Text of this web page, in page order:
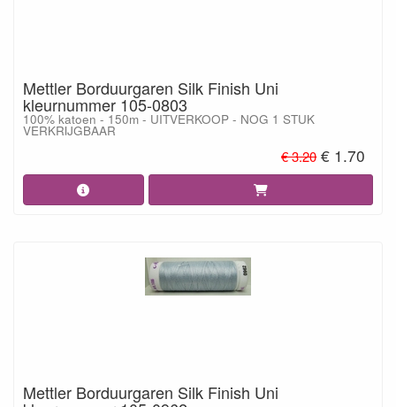
Mettler Borduurgaren Silk Finish Uni
kleurnummer 105-0803
100% katoen - 150m - UITVERKOOP - NOG 1 STUK
VERKRIJGBAAR
€ 3.20 € 1.70
Mettler Borduurgaren Silk Finish Uni